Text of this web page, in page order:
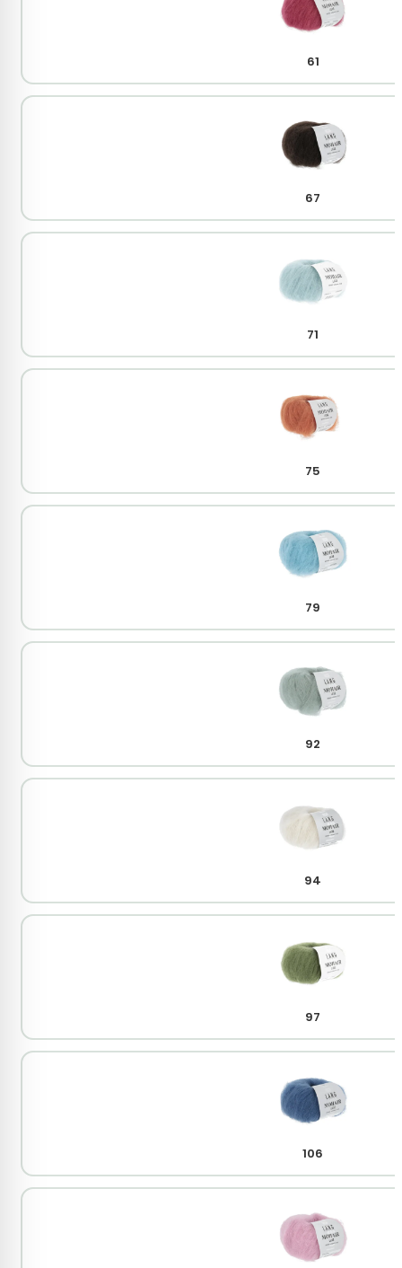
61
67
71
75
79
92
94
97
106